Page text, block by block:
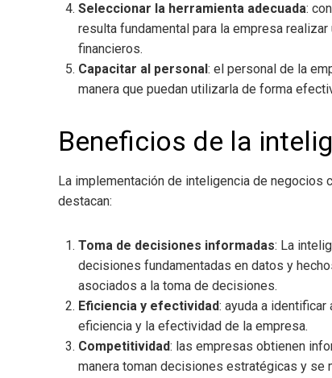
Seleccionar la herramienta adecuada:
resulta fundamental para la empresa
financieros.
Capacitar al personal : el personal de la
manera que puedan utilizarla de forma
Beneficios de la
La implementación de inteligencia de negocios
destacan:
Toma de decisiones informadas: La
decisiones fundamentadas en datos y
asociados a la toma de decisiones.
Eficiencia y efectividad: ayuda a
eficiencia y la efectividad de la empresa.
Competitividad: las empresas obtienen
manera toman decisiones estratégicas y se